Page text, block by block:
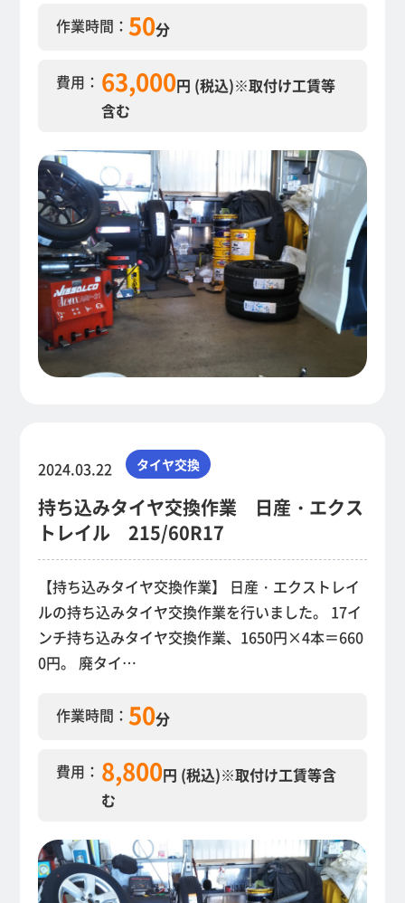
作業時間： 50分
費用： 63,000円 (税込)※取付け工賃等
含む
2024.03.22 タイヤ交換
持ち込みタイヤ交換作業 日産・エクス
トレイル 215/60R17
【持ち込みタイヤ交換作業】 日産・エクストレイ
ルの持ち込みタイヤ交換作業を行いました。 17イ
ンチ持ち込みタイヤ交換作業、1650円×4本＝660
0円。 廃タイ…
作業時間： 50分
費用： 8,800円 (税込)※取付け工賃等含
む